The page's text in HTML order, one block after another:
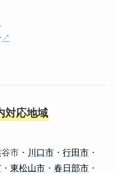
↗︎
対応地域
市・ 川口市・ 行田市・
・ 東松山市・ 春日部市・